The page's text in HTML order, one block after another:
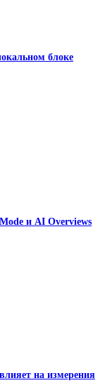
блоке
и AI Overviews
на измерения